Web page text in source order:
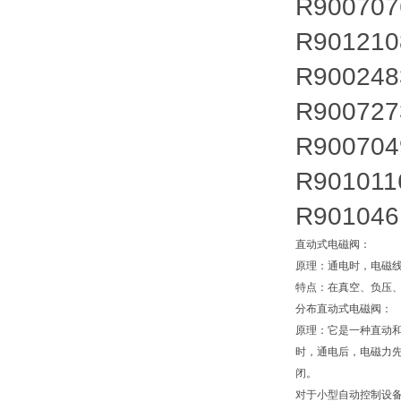
直动式电磁阀：
原理：通电时，电磁
特点：在真空、负压
分布直动式电磁阀：
原理：它是一种直动
时，通电后，电磁力
闭。
对于小型自动控制设